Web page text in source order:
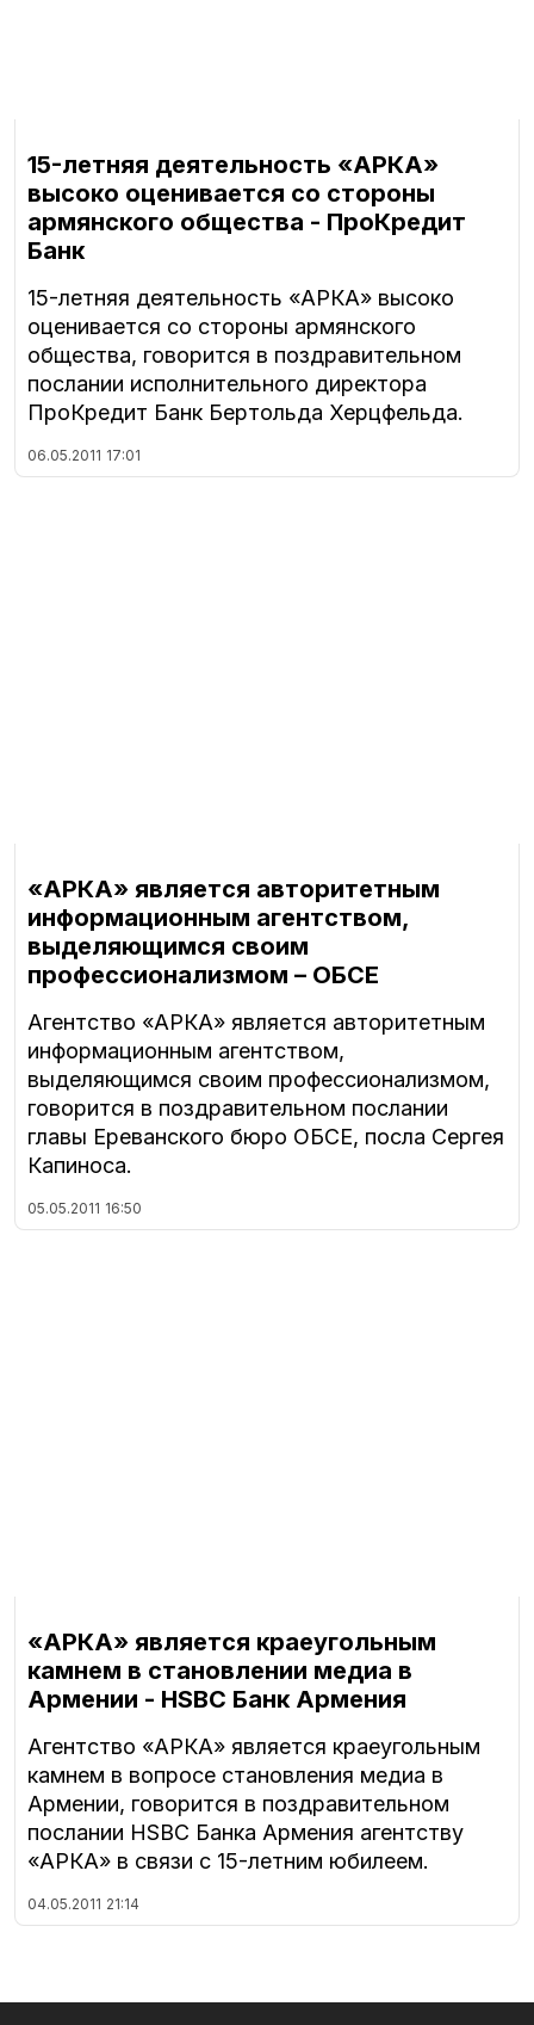
15-летняя деятельность «АРКА»
высоко оценивается со стороны
армянского общества - ПроКредит
Банк
15-летняя деятельность «АРКА» высоко
оценивается со стороны армянского
общества, говорится в поздравительном
послании исполнительного директора
ПроКредит Банк Бертольда Херцфельда.
06.05.2011 17:01
«АРКА» является авторитетным
информационным агентством,
выделяющимся своим
профессионализмом – ОБСЕ
Агентство «АРКА» является авторитетным
информационным агентством,
выделяющимся своим профессионализмом,
говорится в поздравительном послании
главы Ереванского бюро ОБСЕ, посла Сергея
Капиноса.
05.05.2011 16:50
«АРКА» является краеугольным
камнем в становлении медиа в
Армении - HSBC Банк Армения
Агентство «АРКА» является краеугольным
камнем в вопросе становления медиа в
Армении, говорится в поздравительном
послании HSBC Банка Армения агентству
«АРКА» в связи с 15-летним юбилеем.
04.05.2011 21:14